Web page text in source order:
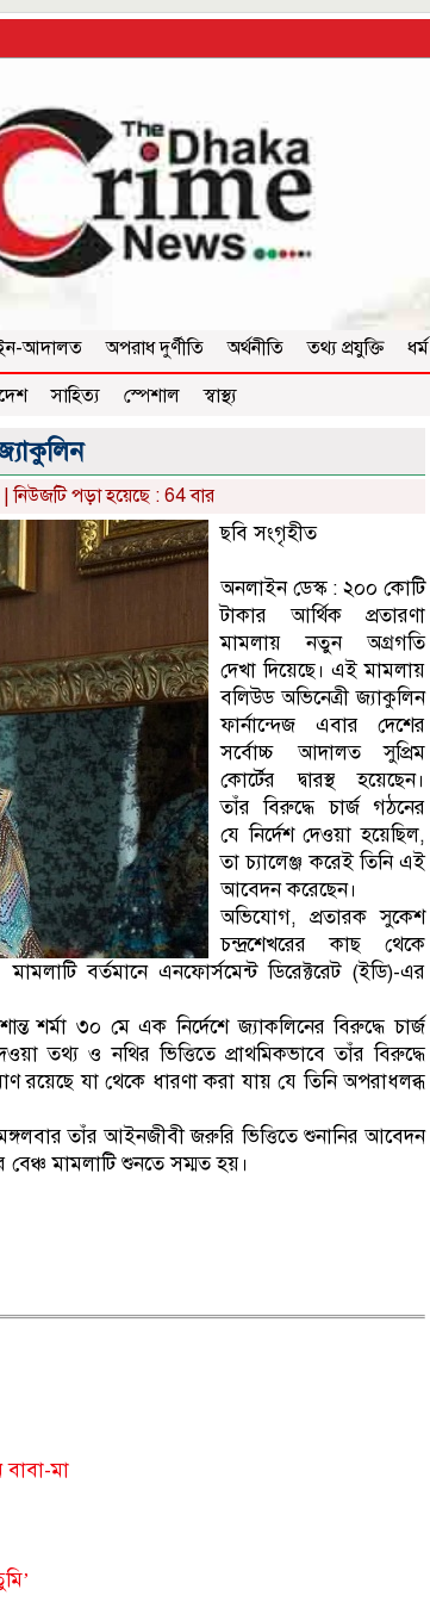
আদালত অপরাধ দুর্ণীতি অর্থনীতি তথ্য প্রযুক্তি ধর্ম
সাহিত্য স্পেশাল স্বাস্থ্য
পড়া হয়েছে : 64 বার
ছবি সংগৃহীত
অনলাইন ডেস্ক : ২০০ কোটি
টাকার আর্থিক প্রতারণা
মামলায় নতুন অগ্রগতি
দেখা দিয়েছে। এই মামলায়
বলিউড অভিনেত্রী জ্যাকুলিন
ফার্নান্দেজ এবার দেশের
সর্বোচ্চ আদালত সুপ্রিম
কোর্টের দ্বারস্থ হয়েছেন।
তাঁর বিরুদ্ধে চার্জ গঠনের
যে নির্দেশ দেওয়া হয়েছিল,
তা চ্যালেঞ্জ করেই তিনি এই
আবেদন করেছেন।
অভিযোগ, প্রতারক সুকেশ
চন্দ্রশেখরের কাছ থেকে
বর্তমানে এনফোর্সমেন্ট ডিরেক্টরেট (ইডি)-এর
শর্মা ৩০ মে এক নির্দেশে জ্যাকলিনের বিরুদ্ধে চার্জ
তথ্য ও নথির ভিত্তিতে প্রাথমিকভাবে তাঁর বিরুদ্ধে
রয়েছে যা থেকে ধারণা করা যায় যে তিনি অপরাধলব্ধ
তাঁর আইনজীবী জরুরি ভিত্তিতে শুনানির আবেদন
মামলাটি শুনতে সম্মত হয়।
মা